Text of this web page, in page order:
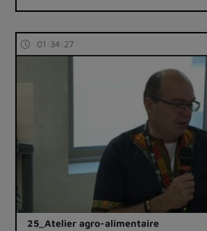
01:34:27
25_Atelier agro-alimentaire